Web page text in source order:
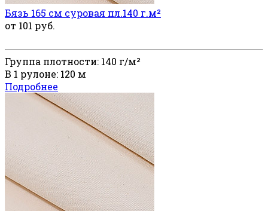
Бязь 165 см суровая пл.140 г.м²
от 101 руб.
Группа плотности: 140 г/м²
В 1 рулоне: 120 м
Подробнее